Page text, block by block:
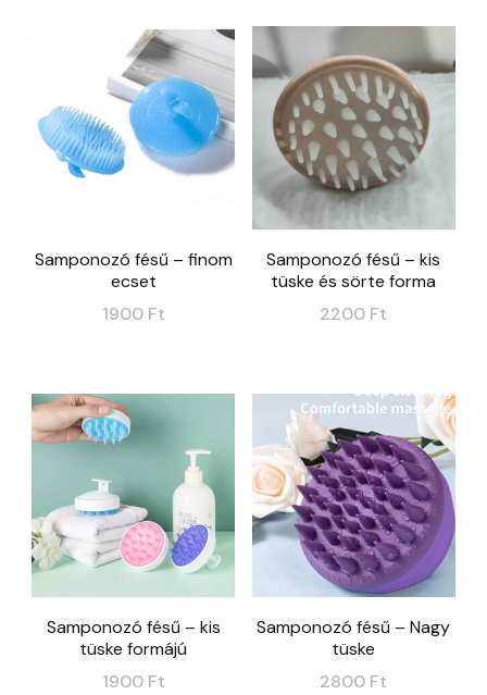
Samponozó fésű – finom
ecset
1900 Ft
Samponozó fésű – kis
tüske és sörte forma
2200 Ft
Samponozó fésű – kis
tüske formájú
1900 Ft
Samponozó fésű – Nagy
tüske
2800 Ft